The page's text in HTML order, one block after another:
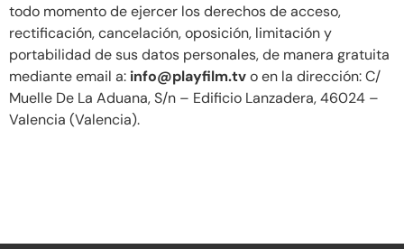
todo momento de ejercer los derechos de acceso,
rectificación, cancelación, oposición, limitación y
portabilidad de sus datos personales, de manera gratuita
mediante email a: info@playfilm.tvo en la dirección: C/
Muelle De La Aduana, S/n – Edificio Lanzadera, 46024 –
Valencia (Valencia).